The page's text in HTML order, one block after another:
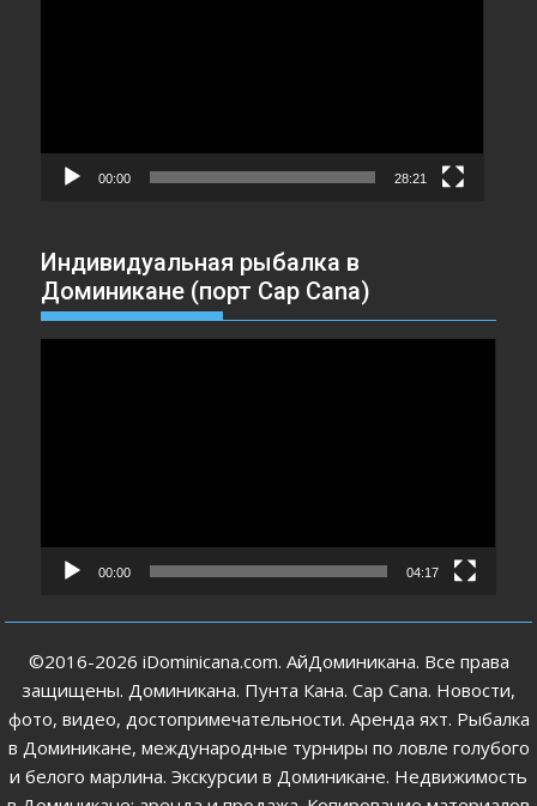
00:00 28:21
Индивидуальная рыбалка в
Доминикане (порт Cap Cana)
00:00 04:17
©2016-2026 iDominicana.com. АйДоминикана. Все права
защищены. Доминикана. Пунта Кана. Cap Cana. Новости,
фото, видео, достопримечательности. Аренда яхт. Рыбалка
в Доминикане, международные турниры по ловле голубого
и белого марлина. Экскурсии в Доминикане. Недвижимость